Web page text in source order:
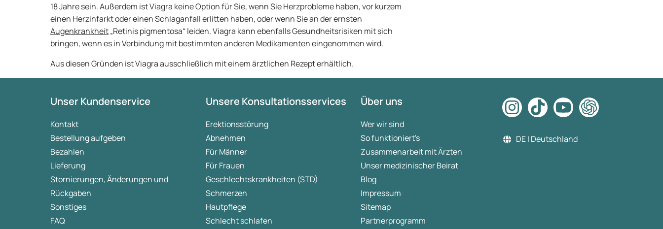
18 Jahre sein. Außerdem ist Viagra keine Option für Sie, wenn Sie Herzprobleme haben, vor kurzem
einen Herzinfarkt oder einen Schlaganfall erlitten haben, oder wenn Sie an der ernsten
Augenkrankheit„Retinis pigmentosa“ leiden. Viagra kann ebenfalls Gesundheitsrisiken mit sich
bringen, wenn es in Verbindung mit bestimmten anderen Medikamenten eingenommen wird.
Aus diesen Gründen ist Viagra ausschließlich mit einem ärztlichen Rezept erhältlich.
Unser Kundenservice
Kontakt
Bestellung aufgeben
Bezahlen
Lieferung
Stornierungen, Änderungen und
Rückgaben
Sonstiges
FAQ
Unsere Konsultationsservices
Erektionsstörung
Abnehmen
Für Männer
Für Frauen
Geschlechtskrankheiten (STD)
Schmerzen
Hautpflege
Schlecht schlafen
Über uns
Wer wir sind
So funktioniert's
Zusammenarbeit mit Ärzten
Unser medizinischer Beirat
Blog
Impressum
Sitemap
Partnerprogramm
DE | Deutschland